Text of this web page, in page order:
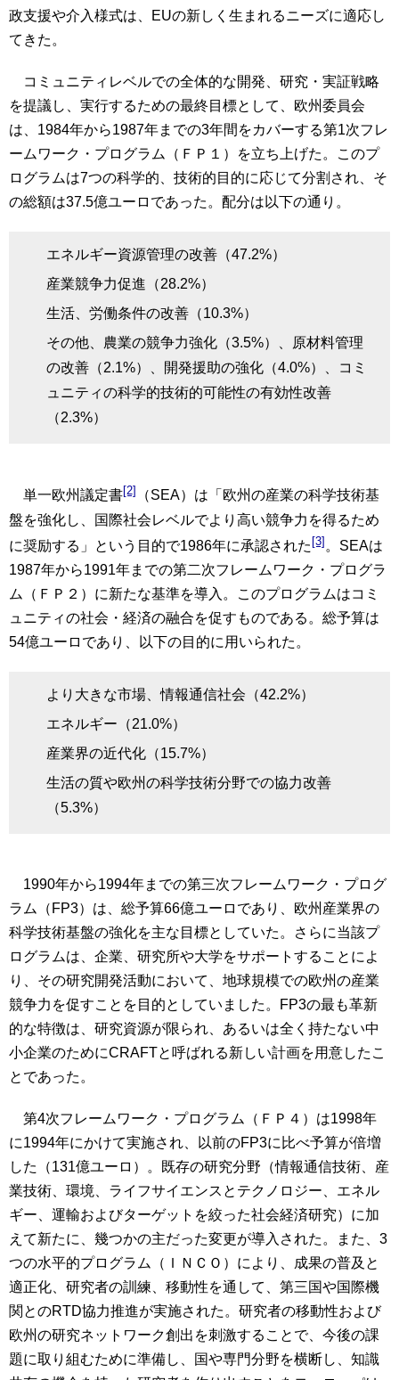
政支援や介入様式は、EUの新しく生まれるニーズに適応し
てきた。
コミュニティレベルでの全体的な開発、研究・実証戦略
を提議し、実行するための最終目標として、欧州委員会
は、1984年から1987年までの3年間をカバーする第1次フレ
ームワーク・プログラム（ＦＰ１）を立ち上げた。このプ
ログラムは7つの科学的、技術的目的に応じて分割され、そ
の総額は37.5億ユーロであった。配分は以下の通り。
エネルギー資源管理の改善（47.2%）
産業競争力促進（28.2%）
生活、労働条件の改善（10.3%）
その他、農業の競争力強化（3.5%）、原材料管理
の改善（2.1%）、開発援助の強化（4.0%）、コミ
ュニティの科学的技術的可能性の有効性改善
（2.3%）
単一欧州議定書[2]
（SEA）は「欧州の産業の科学技術基
盤を強化し、国際社会レベルでより高い競争力を得るため
に奨励する」という目的で1986年に承認された [3] 。SEAは
1987年から1991年までの第二次フレームワーク・プログラ
ム（ＦＰ２）に新たな基準を導入。このプログラムはコミ
ュニティの社会・経済の融合を促すものである。総予算は
54億ユーロであり、以下の目的に用いられた。
より大きな市場、情報通信社会（42.2%）
エネルギー（21.0%）
産業界の近代化（15.7%）
生活の質や欧州の科学技術分野での協力改善
（5.3%）
1990年から1994年までの第三次フレームワーク・プログ
ラム（FP3）は、総予算66億ユーロであり、欧州産業界の
科学技術基盤の強化を主な目標としていた。さらに当該プ
ログラムは、企業、研究所や大学をサポートすることによ
り、その研究開発活動において、地球規模での欧州の産業
競争力を促すことを目的としていました。FP3の最も革新
的な特徴は、研究資源が限られ、あるいは全く持たない中
小企業のためにCRAFTと呼ばれる新しい計画を用意したこ
とであった。
第4次フレームワーク・プログラム（ＦＰ４）は1998年
に1994年にかけて実施され、以前のFP3に比べ予算が倍増
した（131億ユーロ）。既存の研究分野（情報通信技術、産
業技術、環境、ライフサイエンスとテクノロジー、エネル
ギー、運輸およびターゲットを絞った社会経済研究）に加
えて新たに、幾つかの主だった変更が導入された。また、3
つの水平的プログラム（ＩＮＣＯ）により、成果の普及と
適正化、研究者の訓練、移動性を通して、第三国や国際機
関とのRTD協力推進が実施された。研究者の移動性および
欧州の研究ネットワーク創出を刺激することで、今後の課
題に取り組むために準備し、国や専門分野を横断し、知識